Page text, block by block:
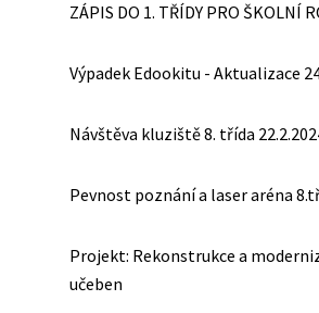
ZÁPIS DO 1. TŘÍDY PRO ŠKOLNÍ
Výpadek Edookitu - Aktualizace
Návštěva kluziště 8. třída
Pevnost poznání a laser aréna
Projekt: Rekonstrukce a
učeben